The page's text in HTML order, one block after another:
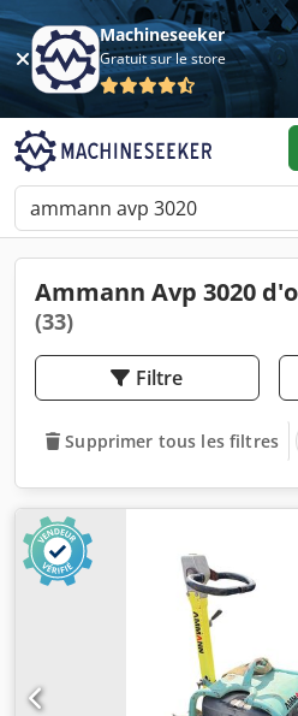
Machineseeker
Gratuit sur le store
Ammann Avp 3020
(33)
Filtre
Supprimer tous les filtres